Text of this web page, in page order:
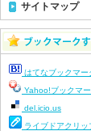
サイトマップ
はてなブックマー
Yahoo!ブックマ
del.icio.us
ライブドアクリッ